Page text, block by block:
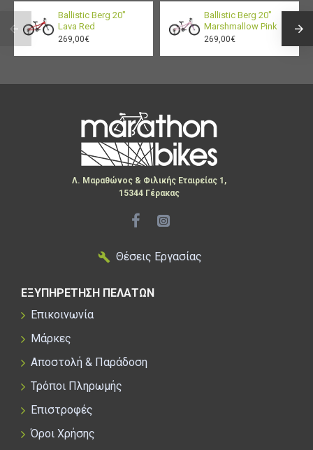
Ballistic Berg 20"
Lava Red
269,00€
Ballistic Berg 20"
Marshmallow Pink
269,00€
Λ. Μαραθώνος & Φιλικής Εταιρείας 1,
15344 Γέρακας
Θέσεις Εργασίας
ΕΞΥΠΗΡΕΤΗΣΗ ΠΕΛΑΤΩΝ
Επικοινωνία
Μάρκες
Αποστολή & Παράδοση
Τρόποι Πληρωμής
Επιστροφές
Όροι Χρήσης